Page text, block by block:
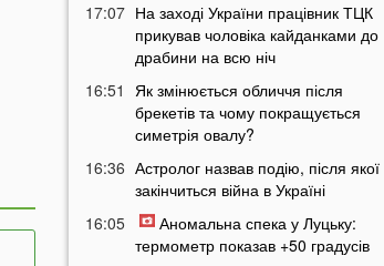
17:07 На заході України працівник ТЦК
прикував чоловіка кайданками до
драбини на всю ніч
16:51
Як змінюється обличчя після
брекетів та чому покращується
симетрія овалу?
16:36 Астролог назвав подію, після якої
закінчиться війна в Україні
16:05
Аномальна спека у Луцьку:
термометр показав +50 градусів